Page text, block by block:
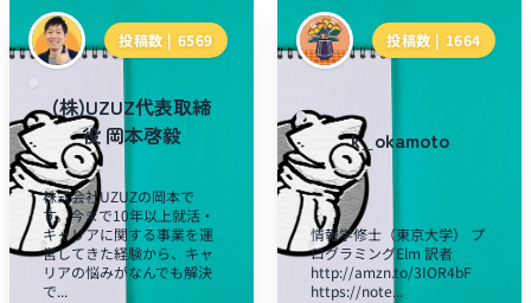
投稿数 | 6569
(株)UZUZ代表取締
役 岡本啓毅
株式会社UZUZの岡本で
す。今まで10年以上就活・
キャリアに関する事業を運
営してきた経験から、キャ
リアの悩みがなんでも解決
で...
投稿数 | 1664
k_okamoto
情報学修士（東京大学） プ
ログラミングElm 訳者
http://amzn.to/3IOR4bF
https://note...